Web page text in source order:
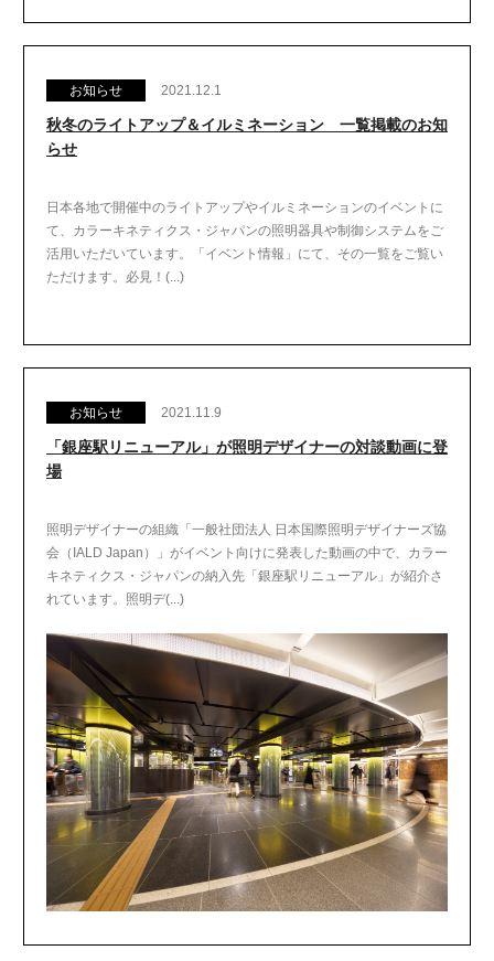
お知らせ 2021.12.1
秋冬のライトアップ＆イルミネーション 一覧掲載のお知
らせ
日本各地で開催中のライトアップやイルミネーションのイベントに
て、カラーキネティクス・ジャパンの照明器具や制御システムをご
活用いただいています。「イベント情報」にて、その一覧をご覧い
ただけます。必見！(...)
お知らせ 2021.11.9
「銀座駅リニューアル」が照明デザイナーの対談動画に登
場
照明デザイナーの組織「一般社団法人 日本国際照明デザイナーズ協
会（IALD Japan）」がイベント向けに発表した動画の中で、カラー
キネティクス・ジャパンの納入先「銀座駅リニューアル」が紹介さ
れています。照明デ(...)